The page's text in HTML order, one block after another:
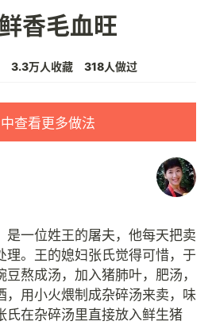
香毛血旺
3.3万人收藏 318人做过
查看更多做法
是一位姓王的屠夫，他每天把卖
理。王的媳妇张氏觉得可惜，于
熬成汤，加入猪肺叶，肥汤，
，用小火煨制成杂碎汤来卖，味
氏在杂碎汤里直接放入鲜生猪